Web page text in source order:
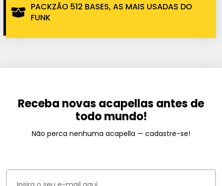
PACKZÃO 512 BASES, AS MAIS USADAS DO
FUNK
Receba novas acapellas antes de
todo mundo!
Não perca nenhuma acapella — cadastre-se!